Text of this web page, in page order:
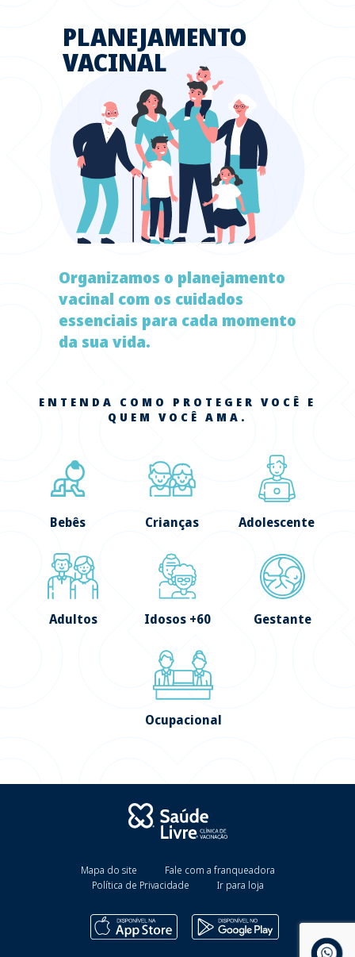
PLANEJAMENTO
VACINAL
Organizamos o planejamento
vacinal com os cuidados
essenciais para cada momento
da sua vida.
ENTENDA COMO PROTEGER VOCÊ E
QUEM VOCÊ AMA.
Bebês Crianças Adolescente
Adultos Idosos +60 Gestante
Ocupacional
Mapa do site
Fale com a franqueadora
Política de Privacidade
Ir para loja